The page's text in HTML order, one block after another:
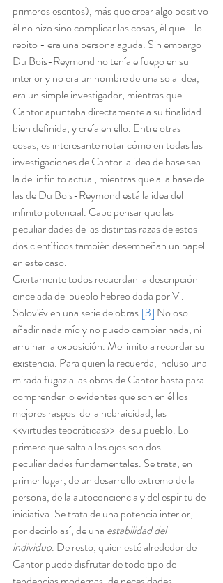
primeros escritos), más que crear algo positivo
él no hizo sino complicar las cosas, él que - lo
repito - era una persona aguda. Sin embargo
Du Bois-Reymond no tenía elfuego en su
interior y no era un hombre de una sola idea,
era un simple investigador, mientras que
Cantor apuntaba directamente a su finalidad
bien definida, y creía en ello. Entre otras
cosas, es interesante notar cómo en todas las
investigaciones de Cantor la idea de base sea
la del infinito actual, mientras que a la base de
las de Du Bois-Reymond está la idea del
infinito potencial. Cabe pensar que las
peculiaridades de las distintas razas de estos
dos científicos también desempeñan un papel
en este caso.
Ciertamente todos recuerdan la descripción
cincelada del pueblo hebreo dada por Vl.
Solov'ëv en una serie de obras.[3] No oso
añadir nada mío y no puedo cambiar nada, ni
arruinar la exposición. Me limito a recordar su
existencia. Para quien la recuerda, incluso una
mirada fugaz a las obras de Cantor basta para
comprender lo evidentes que son en él los
mejores rasgos  de la hebraicidad, las
<<virtudes teocráticas>>  de su pueblo. Lo
primero que salta a los ojos son dos
peculiaridades fundamentales. Se trata, en
primer lugar, de un desarrollo extremo de la
persona, de la autoconciencia y del espíritu de
iniciativa. Se trata de una potencia interior,
por decirlo así, de una estabilidad del
individuo. De resto, quien esté alrededor de
Cantor puede disfrutar de todo tipo de